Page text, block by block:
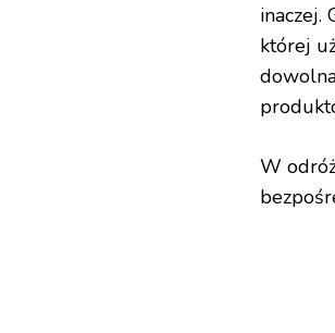
inaczej.
której
W